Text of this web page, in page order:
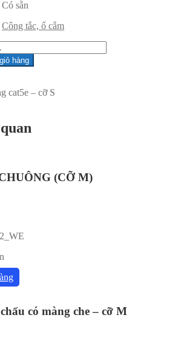
Có sẵn
Công tắc, ổ cắm
hàng
cat5e – cỡ S
(CỠ M)
có màng che – cỡ M